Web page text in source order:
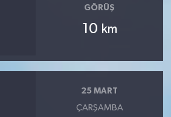
GÖRÜŞ
10 km
25 MART
ÇARŞAMBA